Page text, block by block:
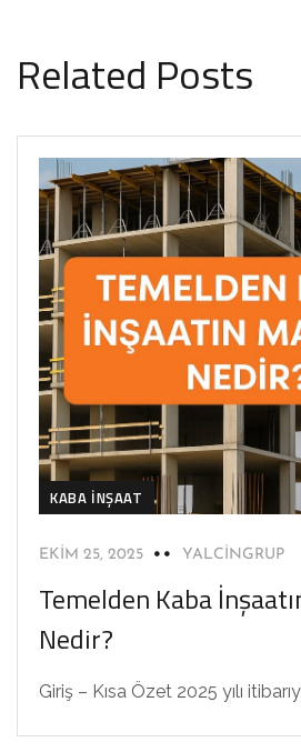
Related Posts
KABA İNŞAAT
EKIM 25, 2025 YALCINGRUP
Temelden Kaba
Nedir?
Giriş – Kısa Özet 2025 yılı